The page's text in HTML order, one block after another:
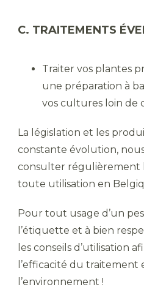
C. TRAITEMENTS
Traiter vos plantes
une préparation à
vos cultures loin de
La législation et les
constante évolution,
consulter régulièrement
toute utilisation en
Pour tout usage d’un
l’étiquette et à bien
les conseils d’utilisation
l’efficacité du traitement
l’environnement !